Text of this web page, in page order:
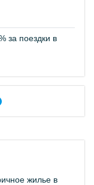
за поездки в
жилье в